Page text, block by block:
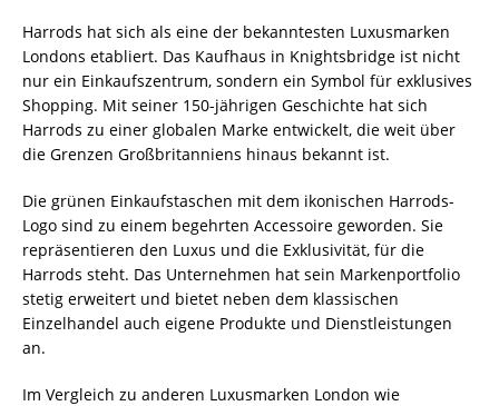
Harrods hat sich als eine der bekanntesten Luxusmarken
Londons etabliert. Das Kaufhaus in Knightsbridge ist nicht
nur ein Einkaufszentrum, sondern ein Symbol für exklusives
Shopping. Mit seiner 150-jährigen Geschichte hat sich
Harrods zu einer globalen Marke entwickelt, die weit über
die Grenzen Großbritanniens hinaus bekannt ist.
Die grünen Einkaufstaschen mit dem ikonischen Harrods-
Logo sind zu einem begehrten Accessoire geworden. Sie
repräsentieren den Luxus und die Exklusivität, für die
Harrods steht. Das Unternehmen hat sein Markenportfolio
stetig erweitert und bietet neben dem klassischen
Einzelhandel auch eigene Produkte und Dienstleistungen
an.
Im Vergleich zu anderen Luxusmarken London wie